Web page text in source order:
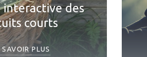
interactive des
courts
SAVOIR PLUS